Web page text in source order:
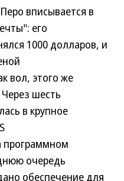
вписывается в
его
1000 долларов, и
вол, этого же
шесть
в крупное
очередь
обеспечение для